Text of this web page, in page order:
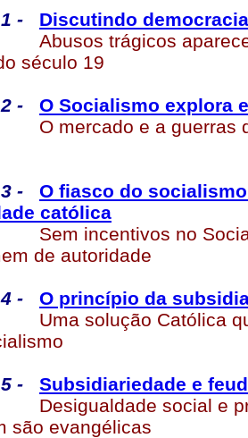
-
Discutindo
Abusos trágicos
século 19
-
O Socialismo explora
O mercado e a guerras
-
O fiasco do
católica
Sem incentivos no
de autoridade
-
O princípio da
Uma solução Católica
-
Subsidiariedade e
Desigualdade social e
são evangélicas